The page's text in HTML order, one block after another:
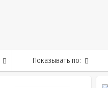
Показывать по: